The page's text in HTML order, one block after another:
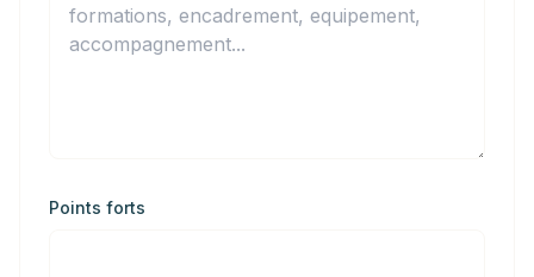
Points forts